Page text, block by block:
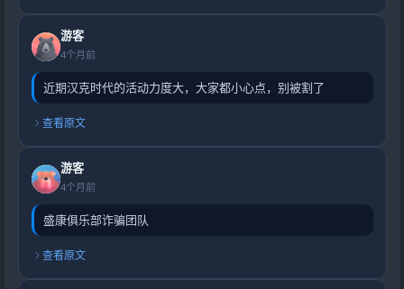
游客
4个月前
近期汉克时代的活动力度大，大家都小心点，别被割了
查看原文
游客
4个月前
盛康俱乐部诈骗团队
查看原文